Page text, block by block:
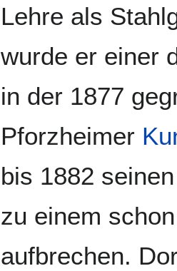
Lehre als
wurde er einer
in der 1877
Pforzheimer
bis 1882
zu einem
aufbrechen.